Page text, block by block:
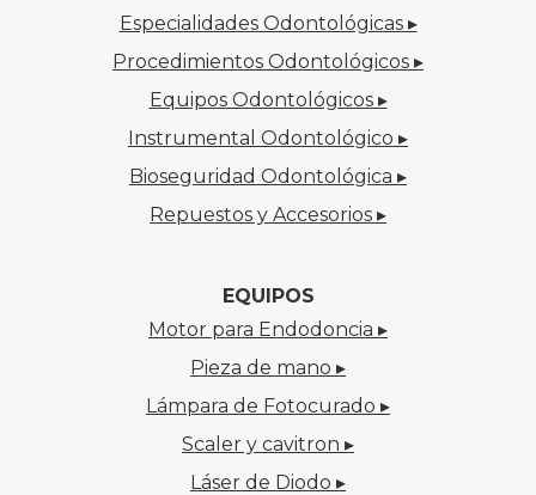
Especialidades Odontológicas ▸
Procedimientos Odontológicos ▸
Equipos Odontológicos ▸
Instrumental Odontológico ▸
Bioseguridad Odontológica ▸
Repuestos y Accesorios ▸
EQUIPOS
Motor para Endodoncia ▸
Pieza de mano ▸
Lámpara de Fotocurado ▸
Scaler y cavitron ▸
Láser de Diodo ▸